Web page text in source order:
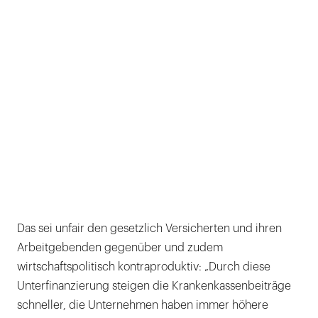
Das sei unfair den gesetzlich Versicherten und ihren
Arbeitgebenden gegenüber und zudem
wirtschaftspolitisch kontraproduktiv: „Durch diese
Unterfinanzierung steigen die Krankenkassenbeiträge
schneller, die Unternehmen haben immer höhere